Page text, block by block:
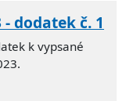
- dodatek č. 1
k vypsané